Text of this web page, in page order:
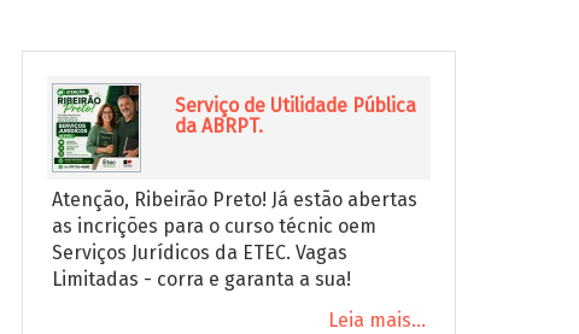
Serviço de Utilidade Pública
da ABRPT.
Atenção, Ribeirão Preto! Já estão abertas
as incrições para o curso técnic oem
Serviços Jurídicos da ETEC. Vagas
Limitadas - corra e garanta a sua!
Leia mais...